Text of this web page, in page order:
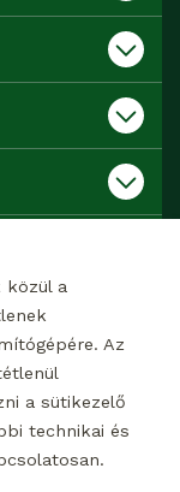
közül a
Az
a sütikezelő
technikai és